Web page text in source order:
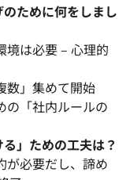
ために何をしまし
境は必要 – 心理的
数」集めて開始
の「社内ルールの
」ための工夫は？
が必要だし、諦め